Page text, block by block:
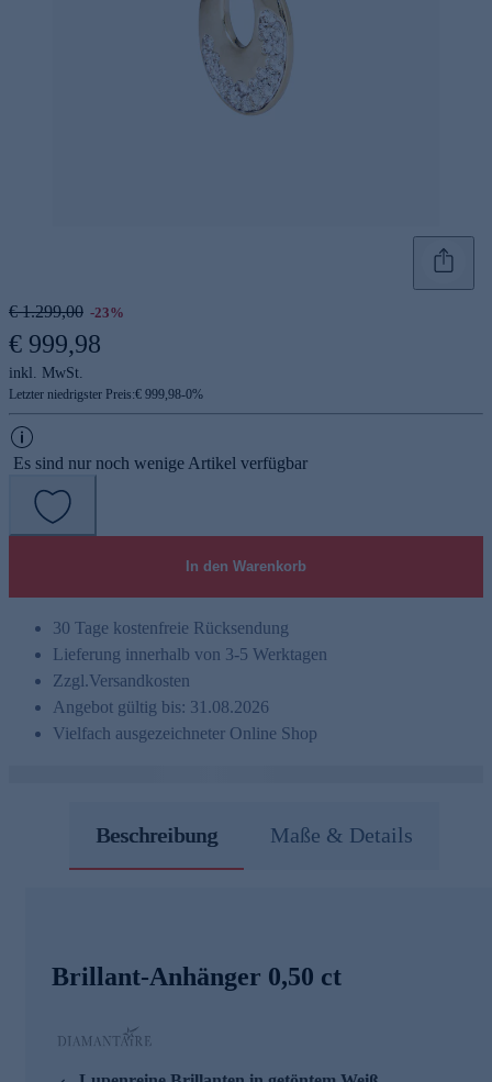
€ 1.299,00 -23%
€ 999,98
inkl. MwSt.
Letzter niedrigster Preis:€ 999,98-0%
Es sind nur noch wenige Artikel verfügbar
In den Warenkorb
30 Tage kostenfreie Rücksendung
Lieferung innerhalb von 3-5 Werktagen
Zzgl.Versandkosten
Angebot gültig bis: 31.08.2026
Vielfach ausgezeichneter Online Shop
Beschreibung Maße & Details
Brillant-Anhänger 0,50 ct